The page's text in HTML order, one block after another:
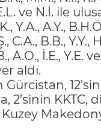
E.L. ve N.İ. ile
Y.A., A.Y.,
C.A., B.B.,
A.O., İ.E.,
aldı.
Gürcistan,
2’sinin
Kuzey